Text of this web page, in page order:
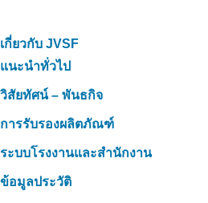
เกี่ยวกับ JVSF
แนะนำทั่วไป
วิสัยทัศน์ – พันธกิจ
การรับรองผลิตภัณฑ์
ระบบโรงงานและสำนักงาน
ข้อมูลประวัติ